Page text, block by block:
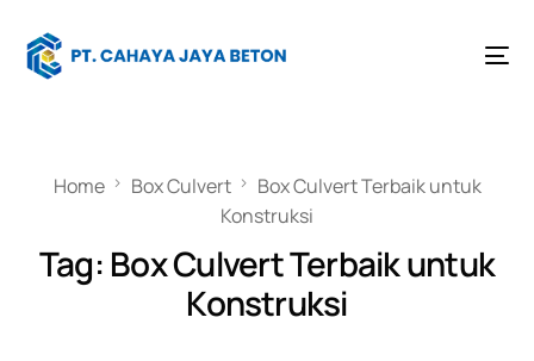
Home Box Culvert
Box Culvert Terbaik untuk
Konstruksi
Tag: Box Culvert Terbaik untuk
Konstruksi